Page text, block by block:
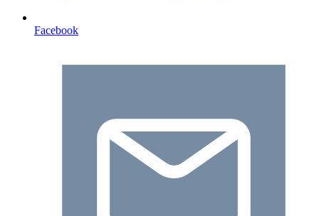
Facebook